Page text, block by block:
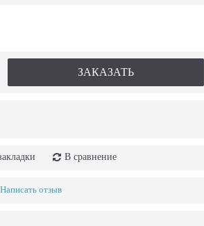
ЗАКАЗАТЬ
В сравнение
Написать отзыв